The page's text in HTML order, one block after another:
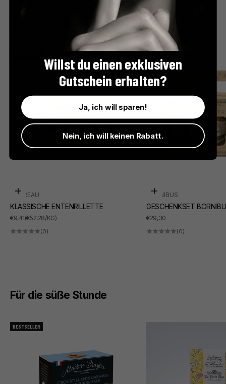
Der perfekte Apéro
In den Warenkorb
SUDREAU
KLASSISCHE ENTENRILLETTE
ANGEBOT
€9,41(€52,28/KG)
(0)
In den Warenkorb
BORNIBUS
GESCHENKSET
ANGEBOT
€29,30
(0)
Für die süße Stunde
BESTSELLER
Willst du einen exklusiven
Gutschein erhalten?
Ja, ich will sparen!
Nein, ich will keinen Rabatt.